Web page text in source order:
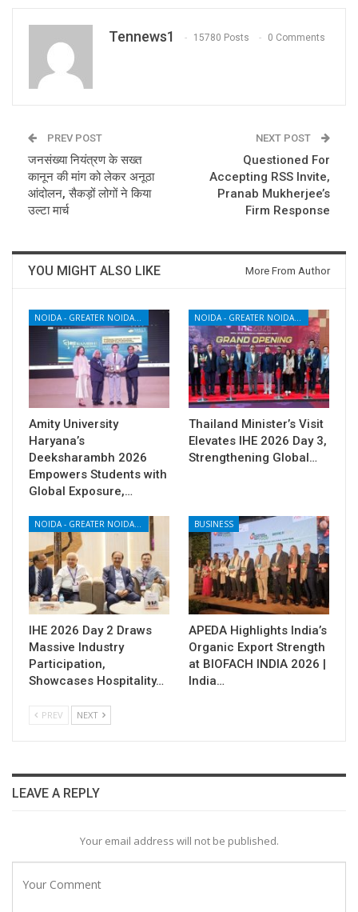
Tennews1 15780 Posts 0 Comments
PREV POST
जनसंख्या नियंत्रण के सख्त
कानून की मांग को लेकर अनूठा
आंदोलन, सैकड़ों लोगों ने किया
उल्टा मार्च
NEXT POST
Questioned For
Accepting RSS Invite,
Pranab Mukherjee’s
Firm Response
YOU MIGHT ALSO LIKE More From Author
NOIDA - GREATER NOIDA - YAMUNA EXPRESSWAY
Amity University
Haryana’s
Deeksharambh 2026
Empowers Students with
Global Exposure,…
NOIDA - GREATER NOIDA - YAMUNA EXPRESSWAY
Thailand Minister’s Visit
Elevates IHE 2026 Day 3,
Strengthening Global…
NOIDA - GREATER NOIDA - YAMUNA EXPRESSWAY
IHE 2026 Day 2 Draws
Massive Industry
Participation,
Showcases Hospitality…
BUSINESS
APEDA Highlights India’s
Organic Export Strength
at BIOFACH INDIA 2026 |
India…
PREV NEXT
LEAVE A REPLY
Your email address will not be published.